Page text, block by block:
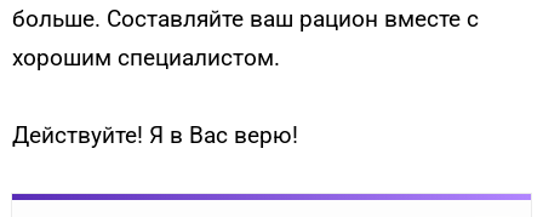
больше. Составляйте ваш рацион вместе с
хорошим специалистом.
Действуйте! Я в Вас верю!